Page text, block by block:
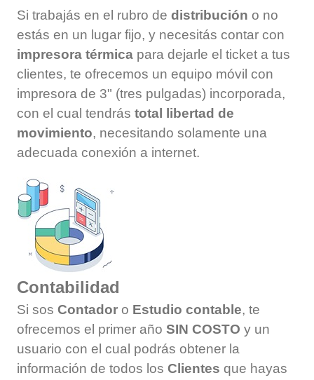
Si trabajás en el rubro de distribución o no
estás en un lugar fijo, y necesitás contar con
impresora térmica para dejarle el ticket a tus
clientes, te ofrecemos un equipo móvil con
impresora de 3" (tres pulgadas) incorporada,
con el cual tendrás total libertad de
movimiento, necesitando solamente una
adecuada conexión a internet.
Contabilidad
Si sos Contador o Estudio contable, te
ofrecemos el primer año SIN COSTO y un
usuario con el cual podrás obtener la
información de todos los Clientes que hayas